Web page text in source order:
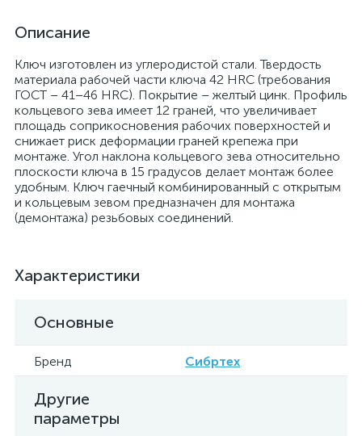
Описание
Ключ изготовлен из углеродистой стали. Твердость
материала рабочей части ключа 42 HRC (требования
ГОСТ – 41–46 HRC). Покрытие – желтый цинк. Профиль
кольцевого зева имеет 12 граней, что увеличивает
площадь соприкосновения рабочих поверхностей и
снижает риск деформации граней крепежа при
монтаже. Угол наклона кольцевого зева относительно
плоскости ключа в 15 градусов делает монтаж более
удобным. Ключ гаечный комбинированный с открытым
и кольцевым зевом предназначен для монтажа
(демонтажа) резьбовых соединений.
Характеристики
Основные
Бренд Сибртех
Другие
параметры